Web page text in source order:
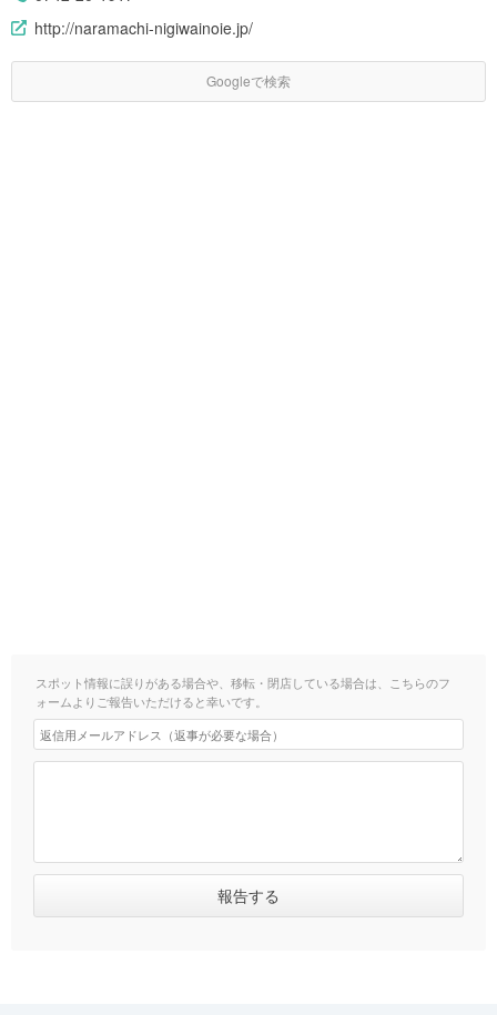
http://naramachi-nigiwainoie.jp/
Googleで検索
スポット情報に誤りがある場合や、移転・閉店している場合は、こちらのフ
ォームよりご報告いただけると幸いです。